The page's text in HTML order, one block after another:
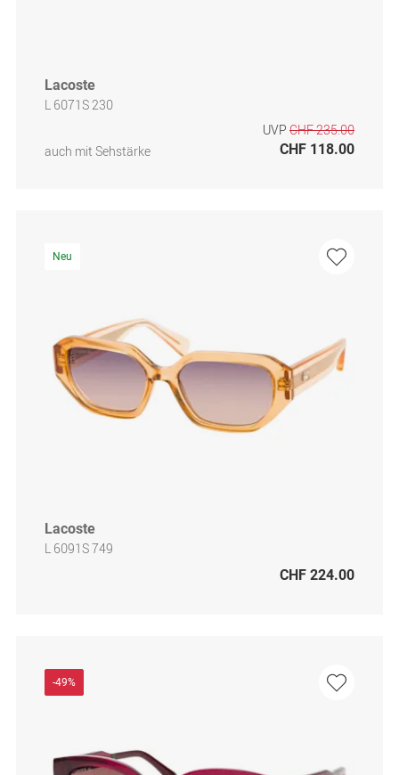
Lacoste
L 6071S 230
auch mit Sehstärke
UVP CHF 235.00
CHF 118.00
Neu
Lacoste
L 6091S 749
CHF 224.00
-49%